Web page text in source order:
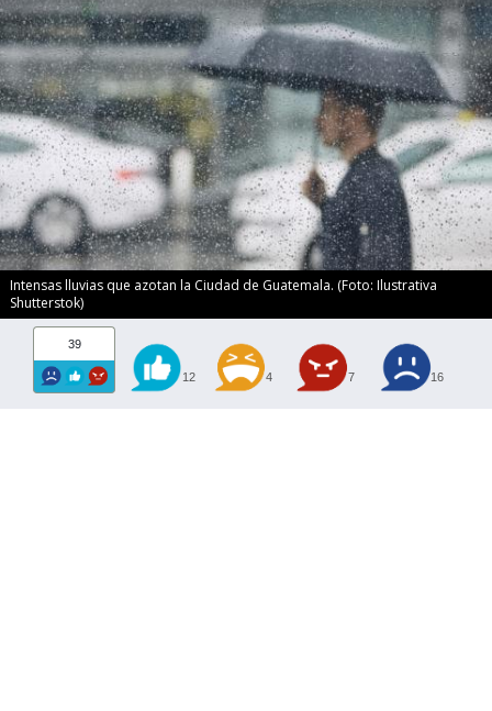
Intensas lluvias que azotan la Ciudad de Guatemala. (Foto: Ilustrativa
Shutterstok)
39
12 4 7 16